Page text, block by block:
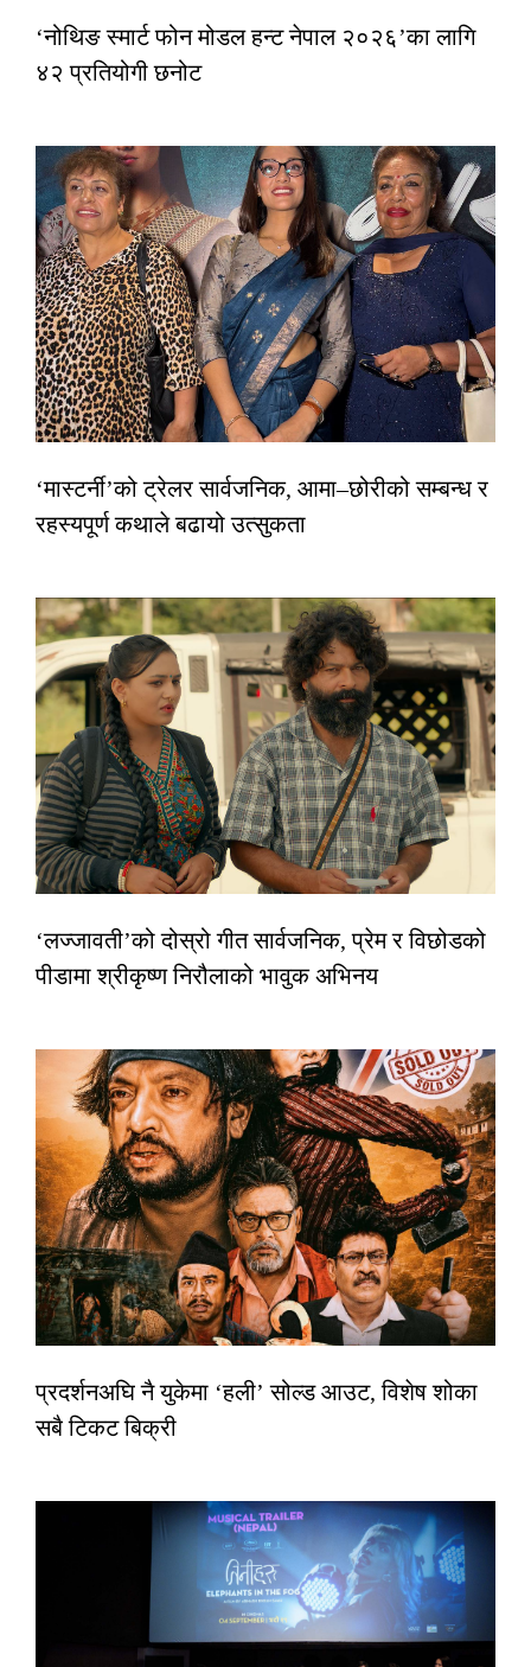
‘नोथिङ स्मार्ट फोन मोडल हन्ट नेपाल २०२६’का लागि
४२ प्रतियोगी छनोट
‘मास्टर्नी’को ट्रेलर सार्वजनिक, आमा–छोरीको सम्बन्ध र
रहस्यपूर्ण कथाले बढायो उत्सुकता
‘लज्जावती’को दोस्रो गीत सार्वजनिक, प्रेम र विछोडको
पीडामा श्रीकृष्ण निरौलाको भावुक अभिनय
प्रदर्शनअघि नै युकेमा ‘हली’ सोल्ड आउट, विशेष शोका
सबै टिकट बिक्री